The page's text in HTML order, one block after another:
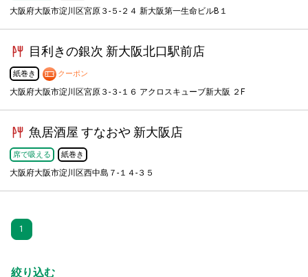
大阪府大阪市淀川区宮原３-５-２４ 新大阪第一生命ビルB１
目利きの銀次 新大阪北口駅前店
紙巻き クーポン
大阪府大阪市淀川区宮原３-３-１６ アクロスキューブ新大阪 ２F
魚居酒屋 すなおや 新大阪店
席で吸える 紙巻き
大阪府大阪市淀川区西中島７-１４-３５
1
絞り込む